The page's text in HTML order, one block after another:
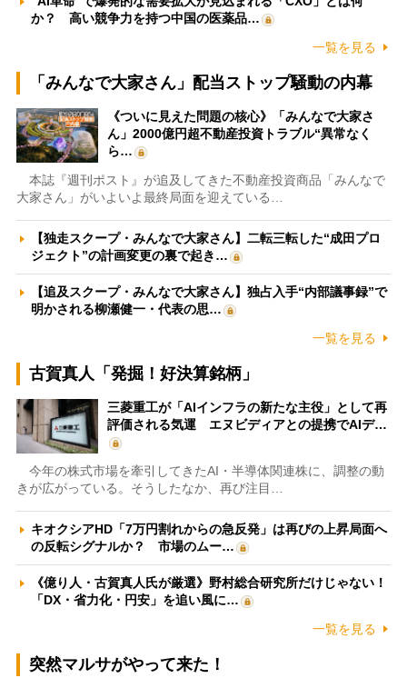
か？ 高い競争力を持つ中国の医薬品…
一覧を見る
「みんなで大家さん」配当ストップ騒動の内幕
《ついに見えた問題の核心》「みんなで大家さ
ん」2000億円超不動産投資トラブル“異常なく
ら…
本誌『週刊ポスト』が追及してきた不動産投資商品「みんなで
大家さん」がいよいよ最終局面を迎えている…
【独走スクープ・みんなで大家さん】二転三転した“成田プロ
ジェクト”の計画変更の裏で起き…
【追及スクープ・みんなで大家さん】独占入手“内部議事録”で
明かされる柳瀬健一・代表の思…
一覧を見る
古賀真人「発掘！好決算銘柄」
三菱重工が「AIインフラの新たな主役」として再
評価される気運 エヌビディアとの提携でAIデ…
今年の株式市場を牽引してきたAI・半導体関連株に、調整の動
きが広がっている。そうしたなか、再び注目…
キオクシアHD「7万円割れからの急反発」は再びの上昇局面へ
の反転シグナルか？ 市場のムー…
《億り人・古賀真人氏が厳選》野村総合研究所だけじゃない！
「DX・省力化・円安」を追い風に…
一覧を見る
突然マルサがやって来た！